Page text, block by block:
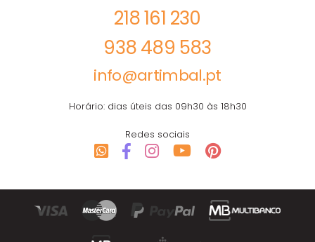
218 161 230
938 489 583
info@artimbal.pt
Horário: dias úteis das 09h30 às 18h30
Redes sociais